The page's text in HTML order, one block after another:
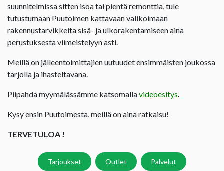
suunnitelmissa sitten isoa tai pientä remonttia, tule
tutustumaan Puutoimen kattavaan valikoimaan
rakennustarvikkeita sisä- ja ulkorakentamiseen aina
perustuksesta viimeistelyyn asti.
Meillä on jälleentoimittajien uutuudet ensimmäisten joukossa
tarjolla ja ihasteltavana.
Piipahda myymälässämme katsomallavideoesitys.
Kysy ensin Puutoimesta, meillä on aina ratkaisu!
TERVETULOA !
Tarjoukset Outlet Palvelut